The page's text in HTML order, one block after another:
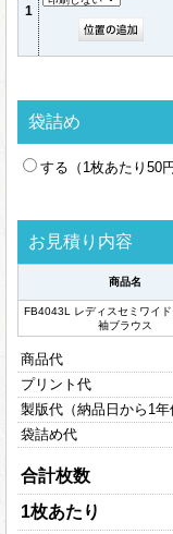
1
袋詰め
する（1枚あたり50円
お見積り内容
商品名
FB4043L レディスセミワイ
袖ブラウス
商品代
プリント代
製版代（納品日から1年
袋詰め代
合計枚数
1枚あたり